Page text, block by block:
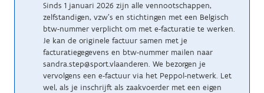
Sinds 1 januari 2026 zijn alle vennootschappen,
zelfstandigen, vzw’s en stichtingen met een Belgisch
btw-nummer verplicht om met e-facturatie te werken.
Je kan de originele factuur samen met je
facturatiegegevens en btw-nummer mailen naar
sandra.step@sport.vlaanderen. We bezorgen je
vervolgens een e-factuur via het Peppol-netwerk. Let
wel, als je inschrijft als zaakvoerder met een eigen